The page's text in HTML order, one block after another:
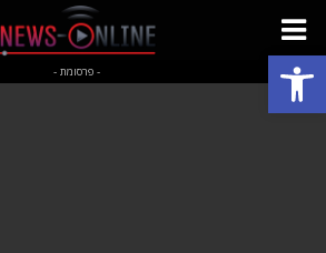
פתח סרגל נגישות - פרסומת -